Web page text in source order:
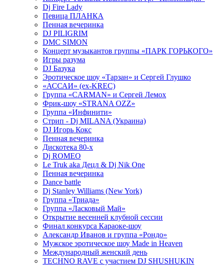
Dj Fire Lady
Певица ПЛАНКА
Пенная вечеринка
DJ PILIGRIM
DMC SIMON
Концерт музыкантов группы «ПАРК ГОРЬКОГО»
Игры разума
DJ Базука
Эротическое шоу «Тарзан» и Сергей Глушко
«АССАИ» (ex-KREC)
Группа «CARMAN» и Сергей Лемох
Фрик-шоу «STRANA OZZ»
Группа «Инфинити»
Стрип - Dj MILANA (Украина)
DJ Игорь Кокс
Пенная вечеринка
Дискотека 80-х
Dj ROMEO
Le Truk aka Децл & Dj Nik One
Пенная вечеринка
Dance battle
Dj Stanley Williams (New York)
Группа «Триада»
Группа «Ласковый Май»
Открытие весенней клубной сессии
Финал конкурса Караоке-шоу
Александр Иванов и группа «Рондо»
Мужское эротическое шоу Made in Heaven
Международный женский день
TECHNO RAVE с участием DJ SHUSHUKIN